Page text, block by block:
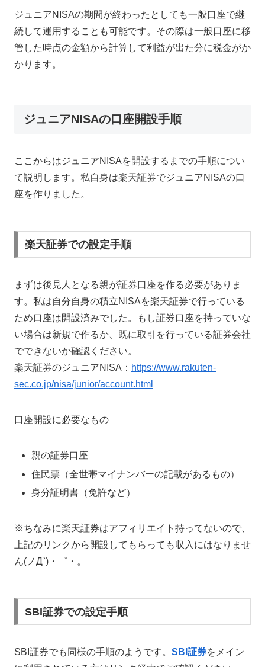
ジュニアNISAの期間が終わったとしても一般口座で継
続して運用することも可能です。その際は一般口座に移
管した時点の金額から計算して利益が出た分に税金がか
かります。
ジュニアNISAの口座開設手順
ここからはジュニアNISAを開設するまでの手順につい
て説明します。私自身は楽天証券でジュニアNISAの口
座を作りました。
楽天証券での設定手順
まずは後見人となる親が証券口座を作る必要がありま
す。私は自分自身の積立NISAを楽天証券で行っている
ため口座は開設済みでした。もし証券口座を持っていな
い場合は新規で作るか、既に取引を行っている証券会社
でできないか確認ください。
楽天証券のジュニアNISA： https://www.rakuten-
sec.co.jp/nisa/junior/account.html
口座開設に必要なもの
親の証券口座
住民票（全世帯マイナンバーの記載があるもの）
身分証明書（免許など）
※ちなみに楽天証券はアフィリエイト持ってないので、
上記のリンクから開設してもらっても収入にはなりませ
ん(ノД`)・゜・。
SBI証券での設定手順
SBI証券でも同様の手順のようです。 SBI証券をメイン